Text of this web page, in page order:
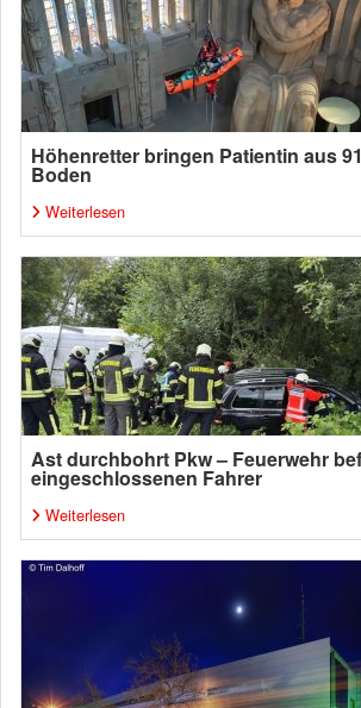
Höhenretter bringen Patientin aus
Boden
Weiterlesen
Ast durchbohrt Pkw – Feuerwehr
eingeschlossenen Fahrer
Weiterlesen